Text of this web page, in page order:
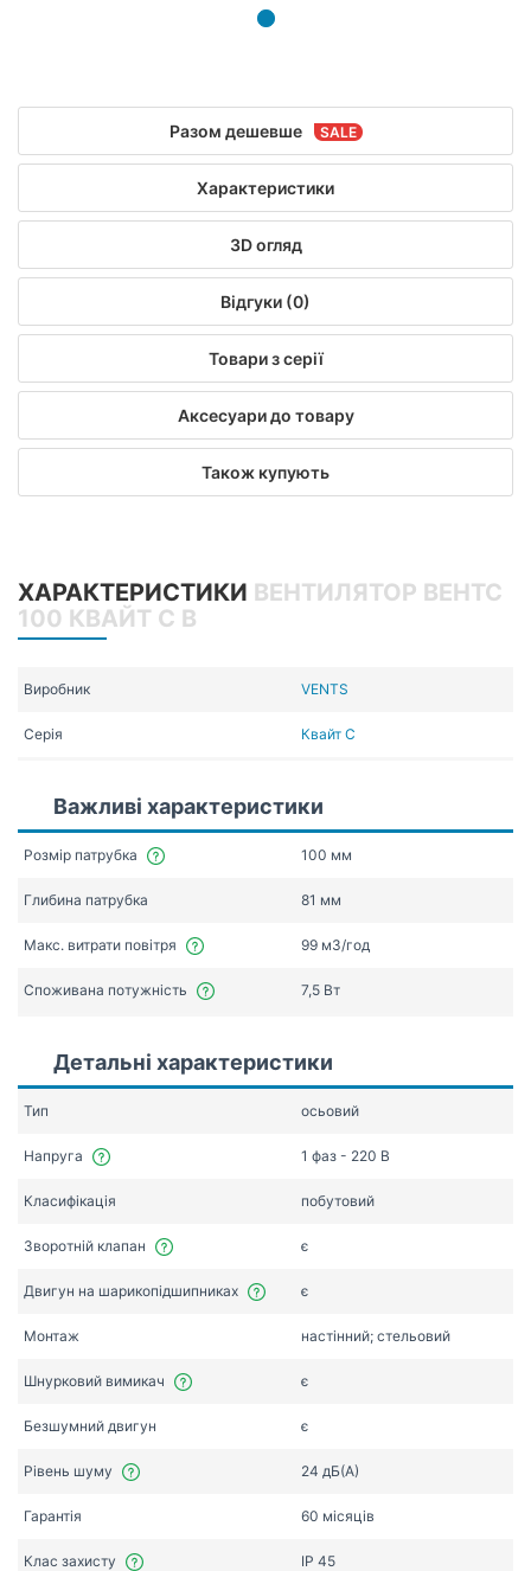
Разом дешевше
Характеристики
3D огляд
Відгуки (0)
Товари з серії
Аксесуари до товару
Також купують
ХАРАКТЕРИСТИКИ ВЕНТИЛЯТОР ВЕНТС
100 КВАЙТ С В
Виробник VENTS
Серія Квайт С
Важливі характеристики
Розмір патрубка 100 мм
Глибина патрубка 81 мм
Макс. витрати повітря 99 мЗ/год
Споживана потужність 7,5 Вт
Детальні характеристики
Тип осьовий
Напруга 1 фаз - 220 В
Класифікація побутовий
Зворотній клапан є
Двигун на шарикопідшипниках є
Монтаж настінний; стельовий
Шнурковий вимикач є
Безшумний двигун є
Рівень шуму 24 дБ(А)
Гарантія 60 місяців
Клас захисту IP 45